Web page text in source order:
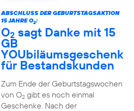
ABSCHLUSS DER GEBURTSTAGSAKTION
15 JAHRE O2:
O2 sagt Danke mit 15
GB
YOUbiläumsgeschenk
für Bestandskunden
Zum Ende der Geburtstagswochen
von O2gibt es noch einmal
Geschenke. Nach der